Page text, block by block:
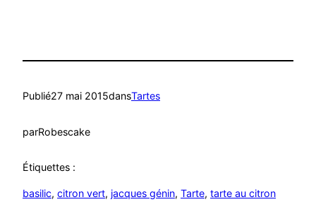
Publié27 mai 2015dansTartes
parRobescake
Étiquettes :
basilic, citron vert, jacques génin, Tarte, tarte au citron